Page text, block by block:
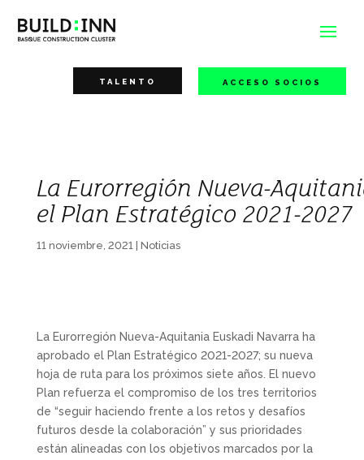
TALENTO ACCESO SOCIOS
La Eurorregión Nueva-
el Plan Estratégico 2021-2027
11 noviembre, 2021| Noticias
La Eurorregión Nueva-Aquitania Euskadi Navarra ha
aprobado el Plan Estratégico 2021-2027; su nueva
hoja de ruta para los próximos siete años. El nuevo
Plan refuerza el compromiso de los tres territorios
de “seguir haciendo frente a los retos y desafíos
futuros desde la colaboración” y sus prioridades
están alineadas con los objetivos marcados por la